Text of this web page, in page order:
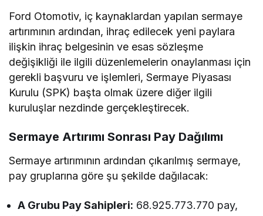
Ford Otomotiv, iç kaynaklardan yapılan sermaye
artırımının ardından, ihraç edilecek yeni paylara
ilişkin ihraç belgesinin ve esas sözleşme
değişikliği ile ilgili düzenlemelerin onaylanması için
gerekli başvuru ve işlemleri, Sermaye Piyasası
Kurulu (SPK) başta olmak üzere diğer ilgili
kuruluşlar nezdinde gerçekleştirecek.
Sermaye Artırımı Sonrası Pay Dağılımı
Sermaye artırımının ardından çıkarılmış sermaye,
pay gruplarına göre şu şekilde dağılacak:
A Grubu Pay Sahipleri: 68.925.773.770 pay,